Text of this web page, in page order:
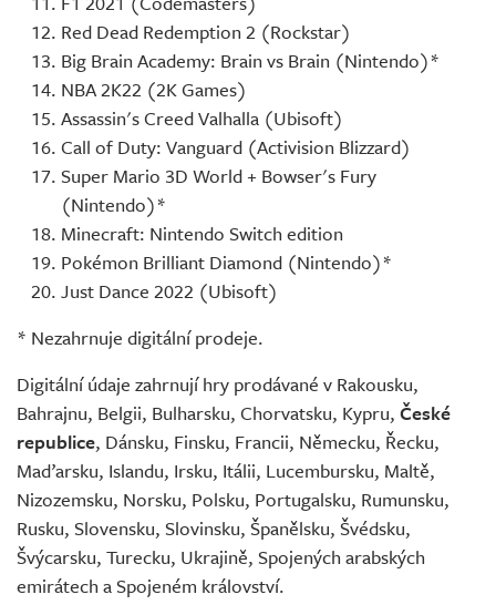
Red Dead Redemption 2 (Rockstar)
Big Brain Academy: Brain vs Brain (Nintendo)*
NBA 2K22 (2K Games)
Assassin's Creed Valhalla (Ubisoft)
Call of Duty: Vanguard (Activision Blizzard)
Super Mario 3D World + Bowser's Fury
(Nintendo)*
Minecraft: Nintendo Switch edition
Pokémon Brilliant Diamond (Nintendo)*
Just Dance 2022 (Ubisoft)
* Nezahrnuje digitální prodeje.
Digitální údaje zahrnují hry prodávané v Rakousku,
Bahrajnu, Belgii, Bulharsku, Chorvatsku, Kypru, České
republice, Dánsku, Finsku, Francii, Německu, Řecku,
Maďarsku, Islandu, Irsku, Itálii, Lucembursku, Maltě,
Nizozemsku, Norsku, Polsku, Portugalsku, Rumunsku,
Rusku, Slovensku, Slovinsku, Španělsku, Švédsku,
Švýcarsku, Turecku, Ukrajině, Spojených arabských
emirátech a Spojeném království.